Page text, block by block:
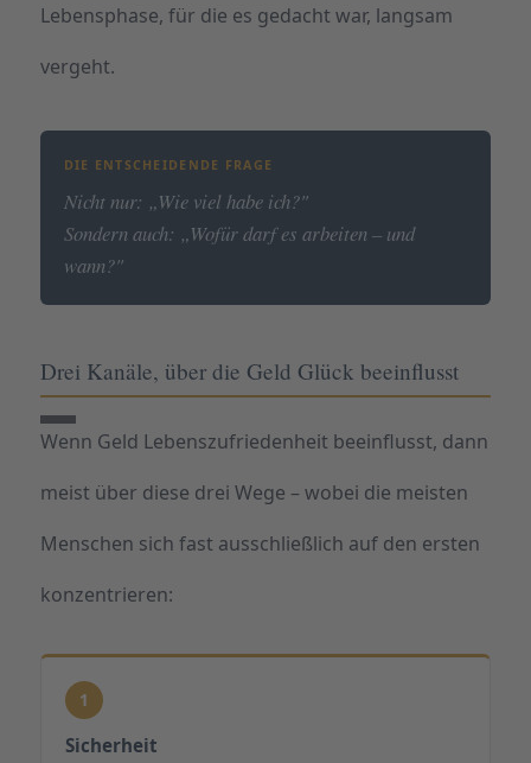
Lebensphase, für die es gedacht war, langsam
vergeht.
DIE ENTSCHEIDENDE FRAGE
Nicht nur: „Wie viel habe ich?"
Sondern auch: „Wofür darf es arbeiten – und
wann?"
Drei Kanäle, über die Geld Glück beeinflusst
Wenn Geld Lebenszufriedenheit beeinflusst, dann
meist über diese drei Wege – wobei die meisten
Menschen sich fast ausschließlich auf den ersten
konzentrieren:
1
Sicherheit